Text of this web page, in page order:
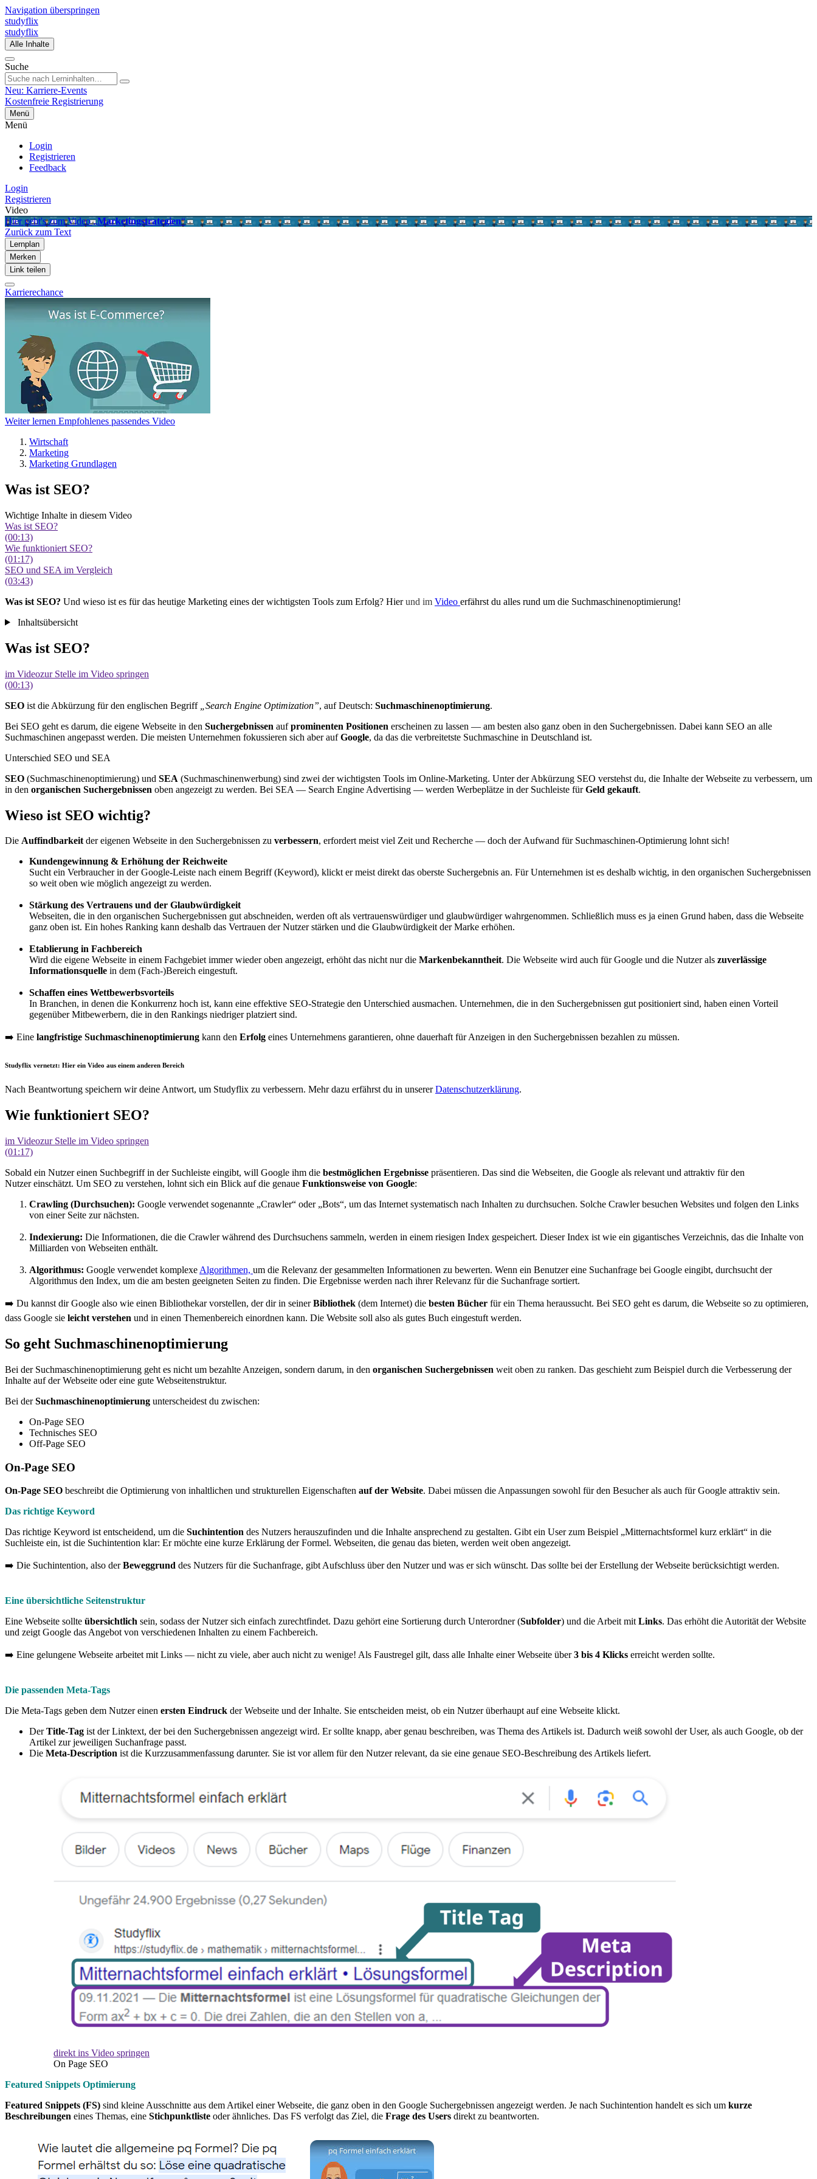
Navigation überspringen
studyflix
studyflix
Alle Inhalte
Suche
Neu: Karriere-Events
Kostenfreie Registrierung
Menü
Menü
Login
Registrieren
Feedback
Login
Registrieren
Video
Hier geht's zum Video „Marketingstrategien“
Zurück zum Text
Lernplan
Merken
Link teilen
Karrierechance
Weiter lernen Empfohlenes passendes Video
Wirtschaft
Marketing
Marketing Grundlagen
Was ist SEO?
Wichtige Inhalte in diesem Video
Was ist SEO?
(00:13)
Wie funktioniert SEO?
(01:17)
SEO und SEA im Vergleich
(03:43)
Was ist SEO? Und wieso ist es für das heutige Marketing eines der wichtigsten Tools zum Erfolg? Hierund im Video erfährst du alles rund um die Suchmaschinenoptimierung!
Inhaltsübersicht
Was ist SEO?
im Videozur Stelle im Video springen
(00:13)
SEO ist die Abkürzung für den englischen Begriff „Search Engine Optimization”, auf Deutsch: Suchmaschinenoptimierung.
Bei SEO geht es darum, die eigene Webseite in den Suchergebnissen aufprominenten Positionen erscheinen zu lassen — am besten also ganz oben in den Suchergebnissen. Dabei kann SEO an alle
Suchmaschinen angepasst werden. Die meisten Unternehmen fokussieren sich aber aufGoogle, da das die verbreitetste Suchmaschine in Deutschland ist.
Unterschied SEO und SEA
SEO (Suchmaschinenoptimierung) und SEA (Suchmaschinenwerbung) sind zwei der wichtigsten Tools im Online-Marketing. Unter der Abkürzung SEO verstehst du, die Inhalte der Webseite zu verbessern, um
in den organischen Suchergebnissen oben angezeigt zu werden. Bei SEA — Search Engine Advertising — werden Werbeplätze in der Suchleiste fürGeld gekauft.
Wieso ist SEO wichtig?
Die Auffindbarkeitder eigenen Webseite in den Suchergebnissen zu verbessern, erfordert meist viel Zeit und Recherche — doch der Aufwand für Suchmaschinen-Optimierung lohnt sich!
Kundengewinnung & Erhöhung der Reichweite
Sucht ein Verbraucher in der Google-Leiste nach einem Begriff (Keyword), klickt er meist direkt das oberste Suchergebnis an. Für Unternehmen ist es deshalb wichtig, in den organischen Suchergebnissen
so weit oben wie möglich angezeigt zu werden.
Stärkung des Vertrauens und der Glaubwürdigkeit
Webseiten, die in den organischen Suchergebnissen gut abschneiden, werden oft als vertrauenswürdiger und glaubwürdiger wahrgenommen. Schließlich muss es ja einen Grund haben, dass die Webseite
ganz oben ist. Ein hohes Ranking kann deshalb das Vertrauen der Nutzer stärken und die Glaubwürdigkeit der Marke erhöhen.
Etablierung in Fachbereich
Wird die eigene Webseite in einem Fachgebiet immer wieder oben angezeigt, erhöht das nicht nur die Markenbekanntheit. Die Webseite wird auch für Google und die Nutzer als zuverlässige
Informationsquelle in dem (Fach-)Bereich eingestuft.
Schaffen eines Wettbewerbsvorteils
In Branchen, in denen die Konkurrenz hoch ist, kann eine effektive SEO-Strategie den Unterschied ausmachen. Unternehmen, die in den Suchergebnissen gut positioniert sind, haben einen Vorteil
gegenüber Mitbewerbern, die in den Rankings niedriger platziert sind.
➡️ Eine langfristige Suchmaschinenoptimierung kann den Erfolg eines Unternehmens garantieren, ohne dauerhaft für Anzeigen in den Suchergebnissen bezahlen zu müssen.
Studyflix vernetzt: Hier ein Video aus einem anderen Bereich
Nach Beantwortung speichern wir deine Antwort, um Studyflix zu verbessern. Mehr dazu erfährst du in unsererDatenschutzerklärung.
Wie funktioniert SEO?
im Videozur Stelle im Video springen
(01:17)
Sobald ein Nutzer einen Suchbegriff in der Suchleiste eingibt, will Google ihm die bestmöglichen Ergebnisse präsentieren. Das sind die Webseiten, die Google als relevant und attraktiv für den
Nutzer einschätzt. Um SEO zu verstehen, lohnt sich ein Blick auf die genaue Funktionsweise von Google:
Crawling (Durchsuchen): Google verwendet sogenannte „Crawler“ oder „Bots“, um das Internet systematisch nach Inhalten zu durchsuchen. Solche Crawler besuchen Websites und folgen den Links
von einer Seite zur nächsten.
Indexierung: Die Informationen, die die Crawler während des Durchsuchens sammeln, werden in einem riesigen Index gespeichert. Dieser Index ist wie ein gigantisches Verzeichnis, das die Inhalte von
Milliarden von Webseiten enthält.
Algorithmus: Google verwendet komplexe Algorithmen, um die Relevanz der gesammelten Informationen zu bewerten. Wenn ein Benutzer eine Suchanfrage bei Google eingibt, durchsucht der
Algorithmus den Index, um die am besten geeigneten Seiten zu finden. Die Ergebnisse werden nach ihrer Relevanz für die Suchanfrage sortiert.
➡️ Du kannst dir Google also wie einen Bibliothekar vorstellen, der dir in seinerBibliothek (dem Internet) die besten Bücher für ein Thema heraussucht. Bei SEO geht es darum, die Webseite so zu optimieren,
dass Google sie leicht verstehen und in einen Themenbereich einordnen kann. Die Website soll also als gutes Buch eingestuft werden.
So geht Suchmaschinenoptimierung
Bei der Suchmaschinenoptimierung geht es nicht um bezahlte Anzeigen, sondern darum, in den organischen Suchergebnissen weit oben zu ranken. Das geschieht zum Beispiel durch die Verbesserung der
Inhalte auf der Webseite oder eine gute Webseitenstruktur.
Bei derSuchmaschinenoptimierung unterscheidest du zwischen:
On-Page SEO
Technisches SEO
Off-Page SEO
On-Page SEO
On-Page SEO beschreibt die Optimierung von inhaltlichen und strukturellen Eigenschaften auf der Website. Dabei müssen die Anpassungen sowohl für den Besucher als auch für Google attraktiv sein.
Das richtige Keyword
Das richtige Keyword ist entscheidend, um die Suchintention des Nutzers herauszufinden und die Inhalte ansprechend zu gestalten. Gibt ein User zum Beispiel „Mitternachtsformel kurz erklärt“ in die
Suchleiste ein, ist die Suchintention klar: Er möchte eine kurze Erklärung der Formel. Webseiten, die genau das bieten, werden weit oben angezeigt.
➡️ Die Suchintention, also derBeweggrund des Nutzers für die Suchanfrage, gibt Aufschluss über den Nutzer und was er sich wünscht. Das sollte bei der Erstellung der Webseite berücksichtigt werden.
Eine übersichtliche Seitenstruktur
Eine Webseite sollte übersichtlich sein, sodass der Nutzer sich einfach zurechtfindet. Dazu gehört eine Sortierung durch Unterordner (Subfolder) und die Arbeit mitLinks. Das erhöht die Autorität der Website
und zeigt Google das Angebot von verschiedenen Inhalten zu einem Fachbereich.
➡️ Eine gelungene Webseite arbeitet mit Links — nicht zu viele, aber auch nicht zu wenige! Als Faustregel gilt, dass alle Inhalte einer Webseite über3 bis 4 Klicks erreicht werden sollte.
Die passenden Meta-Tags
Die Meta-Tags geben dem Nutzer einen ersten Eindruck der Webseite und der Inhalte. Sie entscheiden meist, ob ein Nutzer überhaupt auf eine Webseite klickt.
DerTitle-Tag ist der Linktext, der bei den Suchergebnissen angezeigt wird. Er sollte knapp, aber genau beschreiben, was Thema des Artikels ist. Dadurch weiß sowohl der User, als auch Google, ob der
Artikel zur jeweiligen Suchanfrage passt.
Die Meta-Description ist die Kurzzusammenfassung darunter. Sie ist vor allem für den Nutzer relevant, da sie eine genaue SEO-Beschreibung des Artikels liefert.
direkt ins Video springen
On Page SEO
Featured Snippets Optimierung
Featured Snippets (FS) sind kleine Ausschnitte aus dem Artikel einer Webseite, die ganz oben in den Google Suchergebnissen angezeigt werden. Je nach Suchintention handelt es sich um kurze
Beschreibungen eines Themas, eine Stichpunktliste oder ähnliches. Das FS verfolgt das Ziel, die Frage des Users direkt zu beantworten.